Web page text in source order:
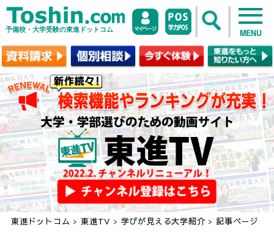
予備校・大学受験の東進ドットコム MENU
東進ドットコム > 東進TV > 学びが見える大学紹介> 記事ページ